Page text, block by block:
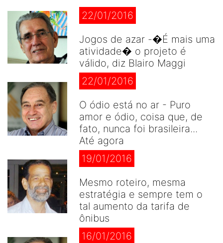
22/01/2016
Jogos de azar -�É mais uma
atividade� o projeto é
válido, diz Blairo Maggi
22/01/2016
O ódio está no ar - Puro
amor e ódio, coisa que, de
fato, nunca foi brasileira...
Até agora
19/01/2016
Mesmo roteiro, mesma
estratégia e sempre tem o
tal aumento da tarifa de
ônibus
16/01/2016